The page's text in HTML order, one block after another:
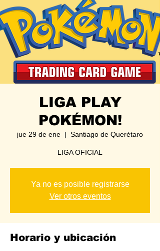
LIGA PLAY
POKÉMON!
jue 29 de ene
  |
Santiago de Querétaro
LIGA OFICIAL
Ya no es posible registrarse
Ver otros eventos
Horario y ubicación